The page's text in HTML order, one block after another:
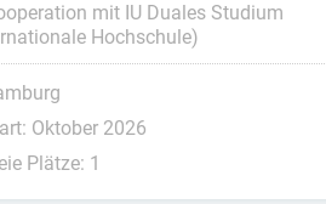
mit IU Duales Studium
Hochschule)
Oktober 2026
Plätze: 1